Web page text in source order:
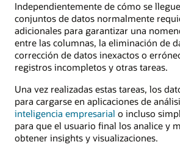
Independientemente de cómo se
conjuntos de datos normalmente
adicionales para garantizar una
entre las columnas, la eliminación de
corrección de datos inexactos o
registros incompletos y otras tareas.
Una vez realizadas estas tareas, los
para cargarse en aplicaciones de
inteligencia empresarial o incluso
para que el usuario final los analice y
obtener insights y visualizaciones.